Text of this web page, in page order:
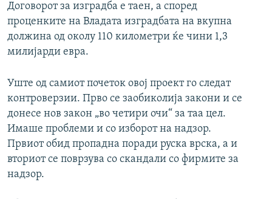
Договорот за изградба е таен, а според
проценките на Владата изградбата на вкупна
должина од околу 110 километри ќе чини 1,3
милијарди евра.
Уште од самиот почеток овој проект го следат
контроверзии. Прво се заобиколија закони и се
донесе нов закон „во четири очи“ за таа цел.
Имаше проблеми и со изборот на надзор.
Првиот обид пропадна поради руска врска, а и
вториот се поврзува со скандали со фирмите за
надзор.